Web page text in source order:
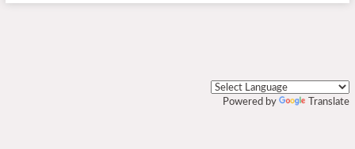
Powered by Translate